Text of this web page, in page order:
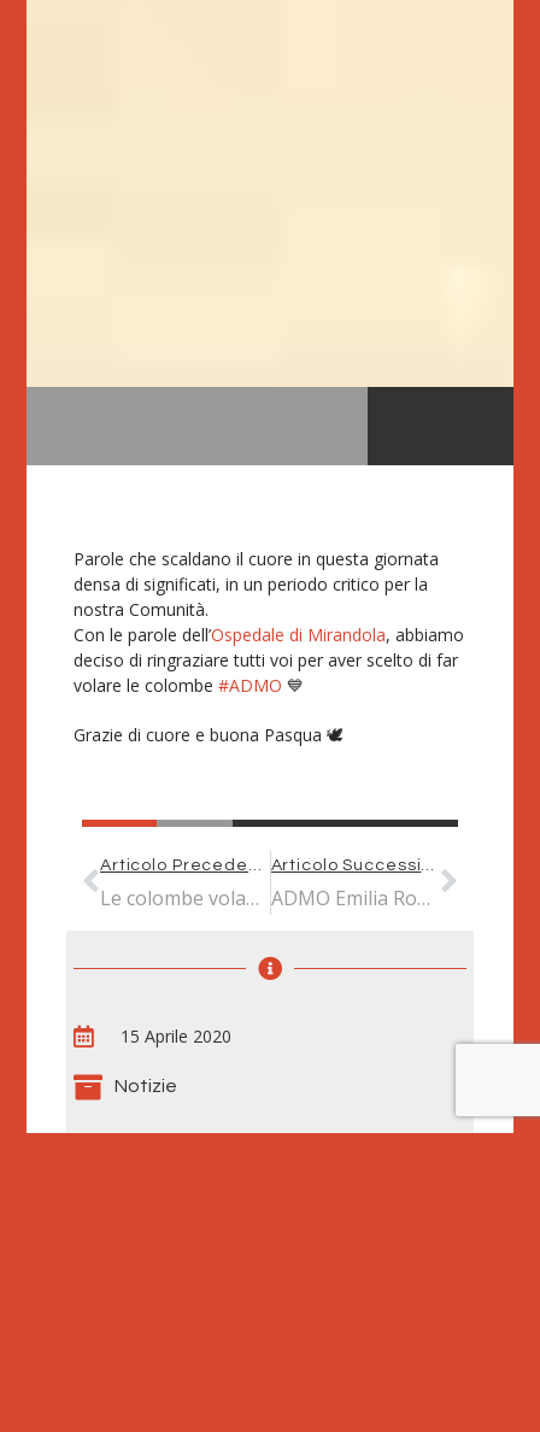
Parole che scaldano il cuore in questa giornata
densa di significati, in un periodo critico per la
nostra Comunità.
Con le parole dell’Ospedale di Mirandola, abbiamo
deciso di ringraziare tutti voi per aver scelto di far
volare le colombe#ADMO 💙
Grazie di cuore e buona Pasqua 🕊
Le colombe volano … a Modena ADMO Emilia Romagna dona Tablet agli Ospedali Covid
15 Aprile 2020
Notizie